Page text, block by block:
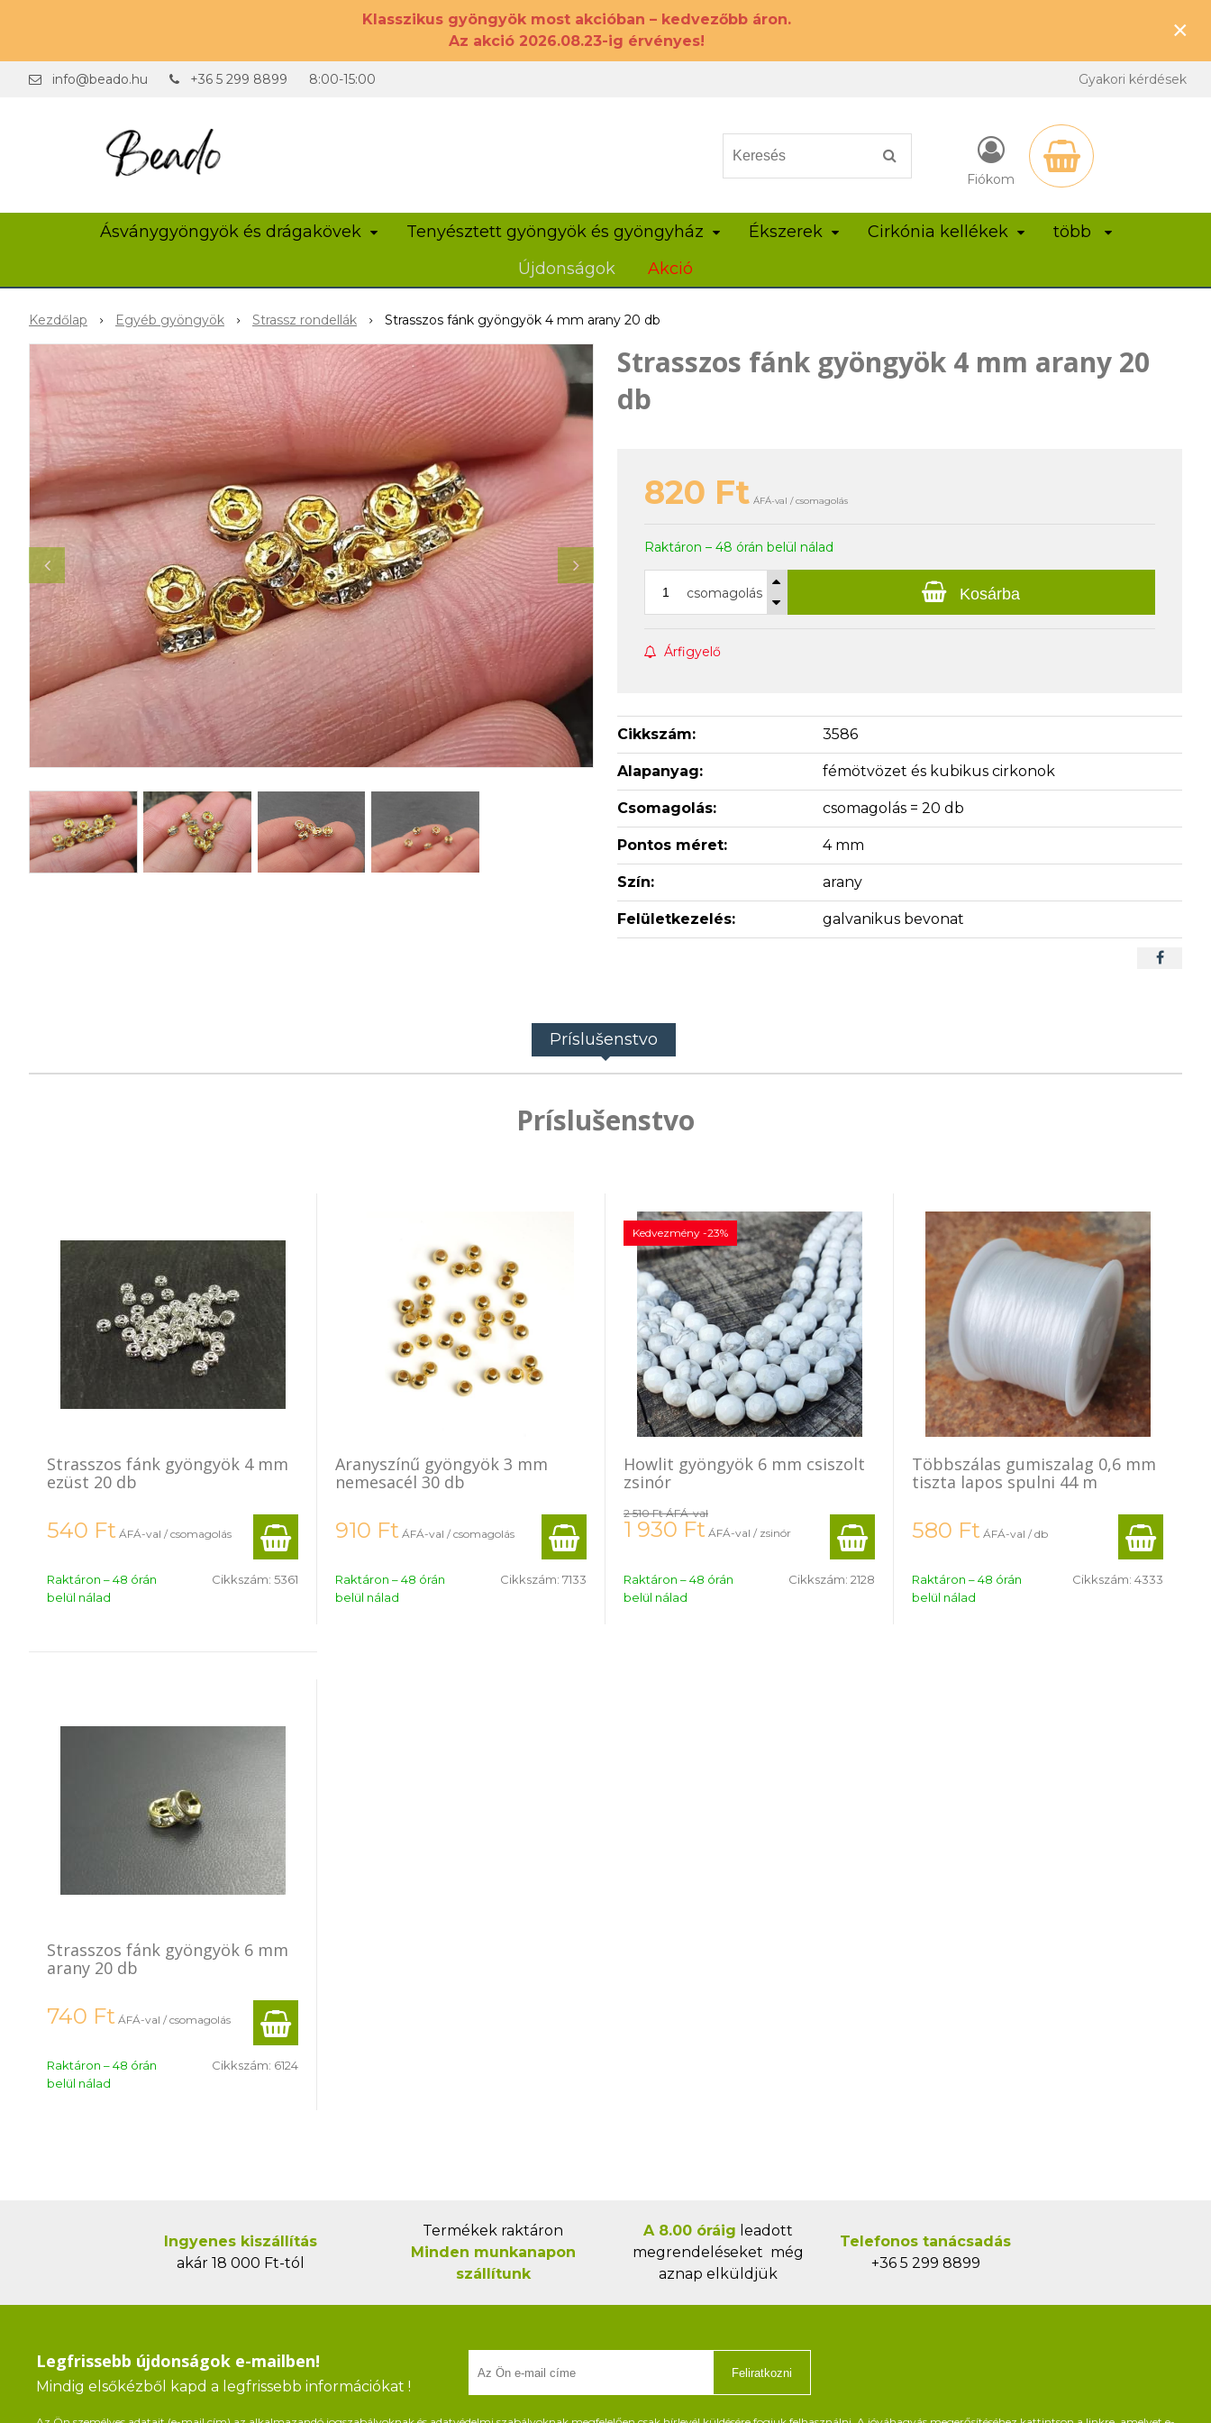
Klasszikus gyöngyök most akcióban – kedvezőbb áron.
Az akció 2026.08.23-ig érvényes!
×
info@beado.hu +36 5 299 8899 8:00-15:00 Gyakori kérdések
Fiókom
Ásványgyöngyök és drágakövek Tenyésztett gyöngyök és gyöngyház Ékszerek Cirkónia kellékek
több
Újdonságok
Akció
Kezdőlap Egyéb gyöngyök Strassz rondellák Strasszos fánk gyöngyök 4 mm arany 20 db
Strasszos fánk gyöngyök 4 mm arany 20
db
820 Ft ÁFÁ-val / csomagolás
Raktáron – 48 órán belül nálad
csomagolás Kosárba
Árfigyelő
Cikkszám: 3586
Alapanyag: fémötvözet és kubikus cirkonok
Csomagolás: csomagolás = 20 db
Pontos méret: 4 mm
Szín: arany
Felületkezelés: galvanikus bevonat
Príslušenstvo
Príslušenstvo
Strasszos fánk gyöngyök 4 mm
ezüst 20 db
540 Ft ÁFÁ-val / csomagolás
Raktáron – 48 órán
belül nálad
Cikkszám: 5361
Aranyszínű gyöngyök 3 mm
nemesacél 30 db
910 Ft ÁFÁ-val / csomagolás
Raktáron – 48 órán
belül nálad
Cikkszám: 7133
Howlit gyöngyök 6 mm csiszolt
zsinór
Kedvezmény -23%
2 510 FtÁFÁ-val
1 930 Ft ÁFÁ-val / zsinór
Raktáron – 48 órán
belül nálad
Cikkszám: 2128
Többszálas gumiszalag 0,6 mm
tiszta lapos spulni 44 m
580 Ft ÁFÁ-val / db
Raktáron – 48 órán
belül nálad
Cikkszám: 4333
Strasszos fánk gyöngyök 6 mm
arany 20 db
740 Ft ÁFÁ-val / csomagolás
Raktáron – 48 órán
belül nálad
Cikkszám: 6124
Ingyenes kiszállítás
akár 18 000 Ft-tól
Termékek raktáron
Minden munkanapon
szállítunk
A 8.00 óráig leadott
megrendeléseket még
aznap elküldjük
Telefonos tanácsadás
+36 5 299 8899
Legfrissebb újdonságok e-mailben!
Mindig elsőkézből kapd a legfrissebb információkat !
Feliratkozni